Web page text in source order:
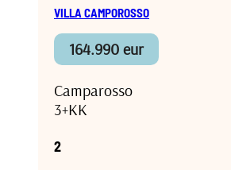
VILLA CAMPOROSSO
164.990 eur
Camparosso
3+KK
2